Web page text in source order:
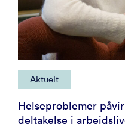
Aktuelt
Helseproblemer
deltakelse i